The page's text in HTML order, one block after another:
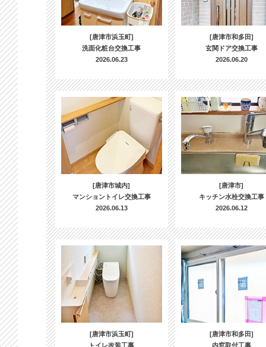
[唐津市浜玉町]
洗面化粧台交換工事
2026.06.23
[唐津市和多田]
玄関ドア交換工事
2026.06.20
[唐津市城内]
マンショントイレ交換工事
2026.06.13
[唐津市]
キッチン水栓交換工事
2026.06.12
[唐津市浜玉町]
トイレ改装工事
[唐津市和多田]
内窓取付工事